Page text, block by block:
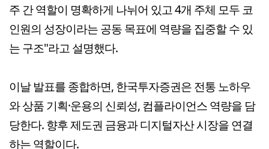
주 간 역할이 명확하게 나뉘어 있고 4개 주체 모두 코
인원의 성장이라는 공동 목표에 역량을 집중할 수 있
는 구조"라고 설명했다.
이날 발표를 종합하면, 한국투자증권은 전통 노하우
와 상품 기획·운용의 신뢰성, 컴플라이언스 역량을 담
당한다. 향후 제도권 금융과 디지털자산 시장을 연결
하는 역할이다.